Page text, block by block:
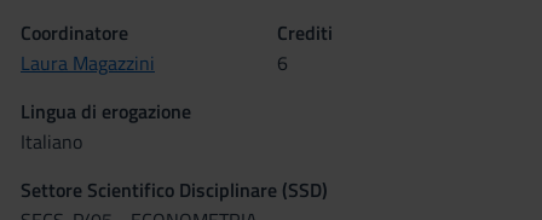
Coordinatore
Laura Magazzini
Crediti
6
Lingua di erogazione
Italiano
Settore Scientifico Disciplinare (SSD)